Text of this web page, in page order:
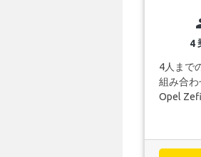
4
4人まで
組み合わ
Opel